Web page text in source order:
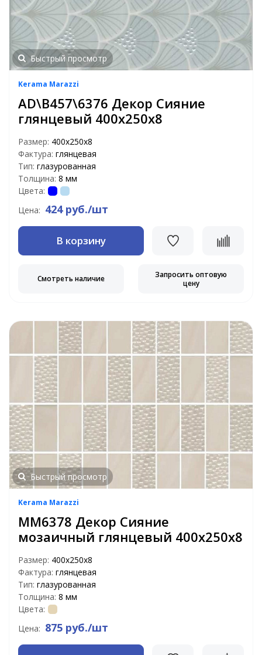
Быстрый просмотр
Kerama Marazzi
AD\B457\6376 Декор Сияние
глянцевый 400х250х8
Размер: 400х250х8
Фактура: глянцевая
Тип: глазурованная
Толщина: 8 мм
Цвета:
Цена: 424 руб./шт
В корзину
Смотреть наличие
Запросить оптовую
цену
Быстрый просмотр
Kerama Marazzi
MM6378 Декор Сияние
мозаичный глянцевый 400х250х8
Размер: 400х250х8
Фактура: глянцевая
Тип: глазурованная
Толщина: 8 мм
Цвета:
Цена: 875 руб./шт